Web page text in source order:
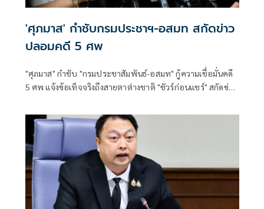
'ศุภมาส' กำชับกรมประชาฯ-อสมท สกัดข่าว
ปลอมคดี 5 ศพ
"ศุภมาส" กำชับ "กรมประชาสัมพันธ์-อสมท" กู้ความเชื่อมั่นคดี
5 ศพ แจ้งข้อเท็จจริงถึงสายตาต่างชาติ "ชัวร์ก่อนแชร์" สกัดข่าว